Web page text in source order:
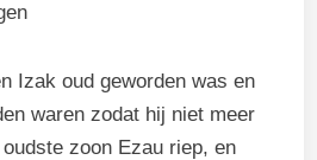
Izak oud geworden was en
waren zodat hij niet meer
zoon Ezau riep, en